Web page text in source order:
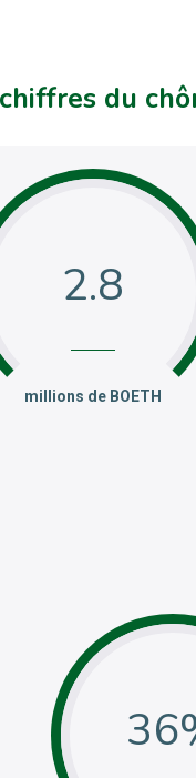
du
2.8
:millions de BOETH
36